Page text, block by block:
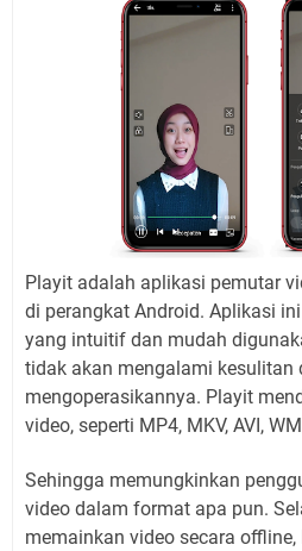
Playit adalah aplikasi pemutar
di perangkat Android. Aplikasi
yang intuitif dan mudah
tidak akan mengalami kesulitan
mengoperasikannya. Playit
video, seperti MP4, MKV, AVI,
Sehingga memungkinkan
video dalam format apa pun.
memainkan video secara